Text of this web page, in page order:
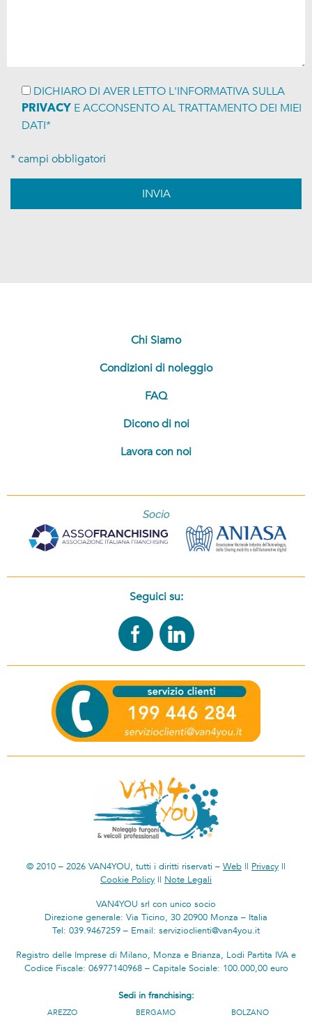
DICHIARO DI AVER LETTO L'INFORMATIVA SULLA
PRIVACY E ACCONSENTO AL TRATTAMENTO DEI MIEI
DATI*
* campi obbligatori
Chi Siamo
Condizioni di noleggio
FAQ
Dicono di noi
Lavora con noi
Seguici su:
© 2010 – 2026 VAN4YOU, tutti i diritti riservati – Web || Privacy ||
Cookie Policy || Note Legali
VAN4YOU srl con unico socio
Direzione generale: Via Ticino, 30 20900 Monza – Italia
Tel: 039.9467259 – Email: servizioclienti@van4you.it
Registro delle Imprese di Milano, Monza e Brianza, Lodi Partita IVA e
Codice Fiscale: 06977140968 – Capitale Sociale: 100.000,00 euro
Sedi in franchising:
AREZZO BERGAMO BOLZANO